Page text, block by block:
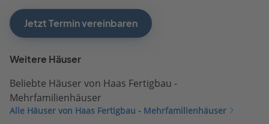
Jetzt Termin vereinbaren
Weitere Häuser
Beliebte Häuser von Haas Fertigbau -
Mehrfamilienhäuser
Alle Häuser von Haas Fertigbau - Mehrfamilienhäuser